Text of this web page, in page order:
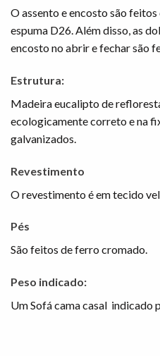
O assento e encosto são
espuma D26. Além disso, as
encosto no abrir e fechar são
Estrutura:
Madeira eucalipto de
ecologicamente correto e na
galvanizados.
Revestimento
O revestimento é em tecido
Pés
São feitos de ferro cromado.
Peso indicado:
Um Sofá cama casal indicado